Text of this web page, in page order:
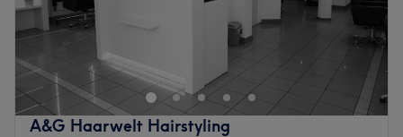
A&G Haarwelt Hairstyling